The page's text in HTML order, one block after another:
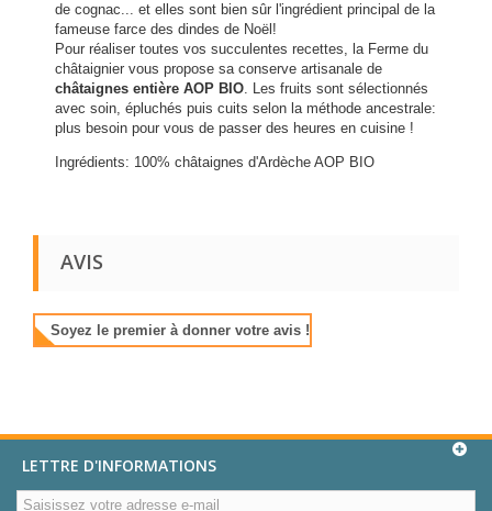
de cognac... et elles sont bien sûr l'ingrédient principal de la
fameuse farce des dindes de Noël!
Pour réaliser toutes vos succulentes recettes, la Ferme du
châtaignier vous propose sa conserve artisanale de
châtaignes entière AOP BIO. Les fruits sont sélectionnés
avec soin, épluchés puis cuits selon la méthode ancestrale:
plus besoin pour vous de passer des heures en cuisine !
Ingrédients: 100% châtaignes d'Ardèche AOP BIO
AVIS
Soyez le premier à donner votre avis !
LETTRE D'INFORMATIONS